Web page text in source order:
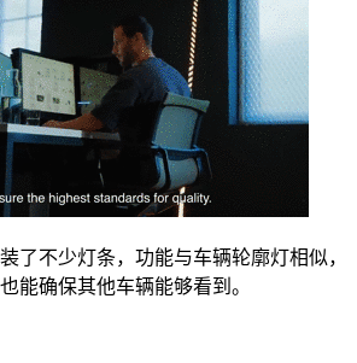
了不少灯条，功能与车辆轮廓灯相似，
能确保其他车辆能够看到。